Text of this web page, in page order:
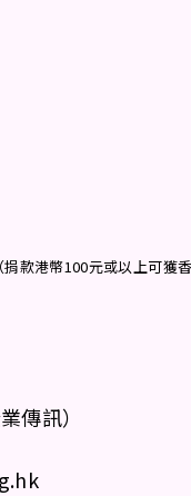
款港幣100元或以上可獲
傳訊）